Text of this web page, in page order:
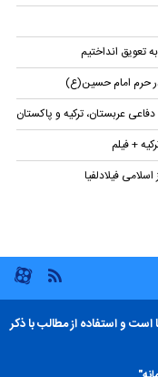
تعویق انداختیم
حرم امام حسین(ع)
عربستان، ترکیه و پاکستان
فیلادلفیا
و استفاده از مطالب با ذکر